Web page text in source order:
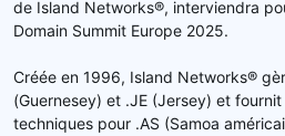
de Island Networks®, interviendra
Domain Summit Europe 2025.
Créée en 1996, Island Networks®
(Guernesey) et .JE (Jersey) et
techniques pour .AS (Samoa